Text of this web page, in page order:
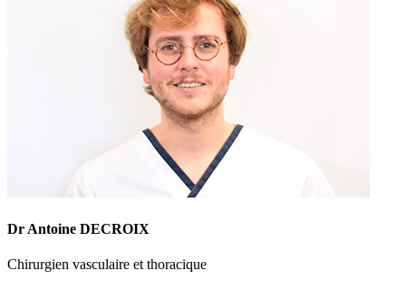
Dr Antoine DECROIX
Chirurgien vasculaire et thoracique